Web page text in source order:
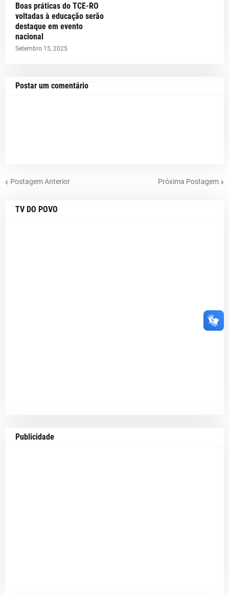
Boas práticas do TCE-RO
voltadas à educação serão
destaque em evento
nacional
Setembro 15, 2025
Postar um comentário
Postagem Anterior Próxima Postagem
TV DO POVO
Publicidade